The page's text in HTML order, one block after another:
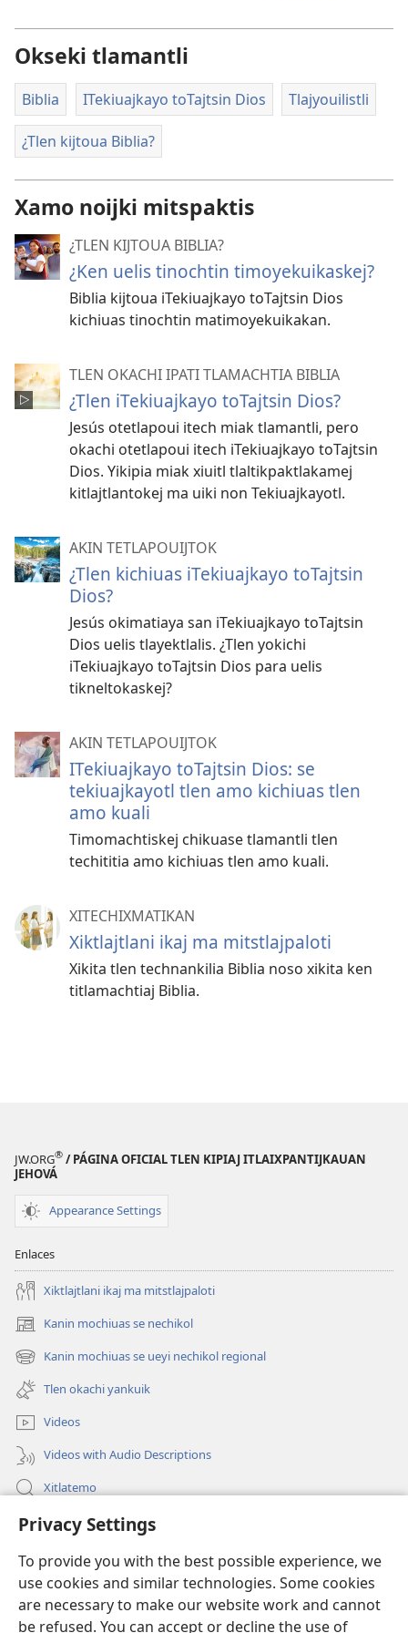
Privacy Settings
To provide you with the best possible experience, we
use cookies and similar technologies. Some cookies
are necessary to make our website work and cannot
be refused. You can accept or decline the use of
Okseki tlamantli
Biblia ITekiuajkayo toTajtsin Dios Tlajyouilistli
¿Tlen kijtoua Biblia?
Xamo noijki mitspaktis
¿TLEN KIJTOUA BIBLIA?
¿Ken uelis tinochtin timoyekuikaskej?
Biblia kijtoua iTekiuajkayo toTajtsin Dios
kichiuas tinochtin matimoyekuikakan.
TLEN OKACHI IPATI TLAMACHTIA BIBLIA
¿Tlen iTekiuajkayo toTajtsin Dios?
Jesús otetlapoui itech miak tlamantli, pero
okachi otetlapoui itech iTekiuajkayo toTajtsin
Dios. Yikipia miak xiuitl tlaltikpaktlakamej
kitlajtlantokej ma uiki non Tekiuajkayotl.
AKIN TETLAPOUIJTOK
¿Tlen kichiuas iTekiuajkayo toTajtsin
Dios?
Jesús okimatiaya san iTekiuajkayo toTajtsin
Dios uelis tlayektlalis. ¿Tlen yokichi
iTekiuajkayo toTajtsin Dios para uelis
tikneltokaskej?
AKIN TETLAPOUIJTOK
ITekiuajkayo toTajtsin Dios: se
tekiuajkayotl tlen amo kichiuas tlen
amo kuali
Timomachtiskej chikuase tlamantli tlen
techititia amo kichiuas tlen amo kuali.
XITECHIXMATIKAN
Xiktlajtlani ikaj ma mitstlajpaloti
Xikita tlen technankilia Biblia noso xikita ken
titlamachtiaj Biblia.
JW.ORG® / PÁGINA OFICIAL TLEN KIPIAJ ITLAIXPANTIJKAUAN
JEHOVÁ
Appearance Settings
Enlaces
Xiktlajtlani ikaj ma mitstlajpaloti
Kanin mochiuas se nechikol
(xiktlapo
okse
ventana)
Kanin mochiuas se ueyi nechikol regional
(xiktlapo
okse
ventana)
Tlen okachi yankuik
Videos
Videos with Audio Descriptions
Xitlatemo
Tlapaleuilistli
Donaciones
(xiktlapo
okse
ventana)AMATLAJKUILOLMEJ ITECH INTERNET Watchtower™
(xiktlapo